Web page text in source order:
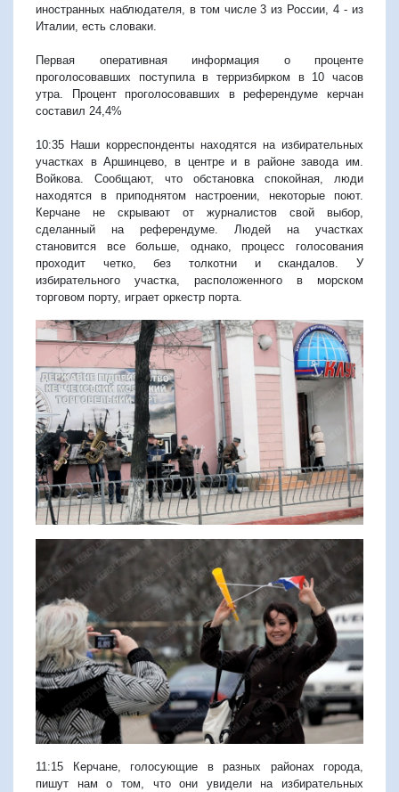
иностранных наблюдателя, в том числе 3 из России, 4 - из
Италии, есть словаки.
Первая оперативная информация о проценте
проголосовавших поступила в терризбирком в 10 часов
утра. Процент проголосовавших в референдуме керчан
составил 24,4%
10:35 Наши корреспонденты находятся на избирательных
участках в Аршинцево, в центре и в районе завода им.
Войкова. Сообщают, что обстановка спокойная, люди
находятся в приподнятом настроении, некоторые поют.
Керчане не скрывают от журналистов свой выбор,
сделанный на референдуме. Людей на участках
становится все больше, однако, процесс голосования
проходит четко, без толкотни и скандалов. У
избирательного участка, расположенного в морском
торговом порту, играет оркестр порта.
11:15 Керчане, голосующие в разных районах города,
пишут нам о том, что они увидели на избирательных